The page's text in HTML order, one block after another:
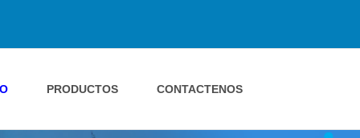
PRODUCTOS CONTACTENOS